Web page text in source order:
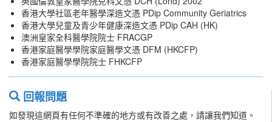
香港大學社區老年醫學深造文憑 PDip Community Geriatrics
香港大學兒童及青少年健康深造文憑 PDip CAH (HK)
澳洲皇家全科醫學院院士 FRACGP
香港家庭醫學學院家庭醫學文憑 DFM (HKCFP)
香港家庭醫學學院院士 FHKCFP
回報問題
如發現這網頁有任何不準確的地方或有改善之處，請讓我們知道。